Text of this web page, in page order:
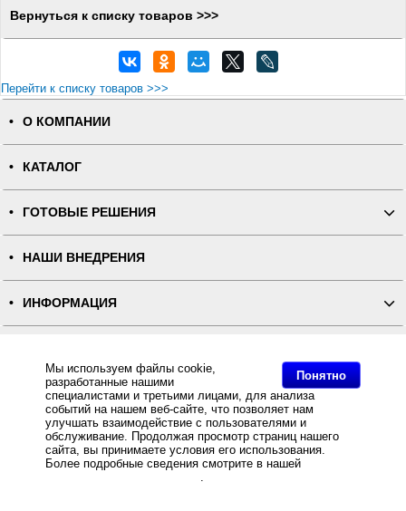
Понятно
Мы используем файлы cookie,
разработанные нашими
специалистами и третьими лицами, для анализа
событий на нашем веб-сайте, что позволяет нам
улучшать взаимодействие с пользователями и
обслуживание. Продолжая просмотр страниц нашего
сайта, вы принимаете условия его использования.
Более подробные сведения смотрите в нашей
.
Вернуться к списку товаров >>>
Перейти к списку товаров >>>
О КОМПАНИИ
КАТАЛОГ
ГОТОВЫЕ РЕШЕНИЯ
НАШИ ВНЕДРЕНИЯ
ИНФОРМАЦИЯ
ПОЛНАЯ ВЕРСИЯ
Интернет-магазин "ПОСЛЭНД" - торгового оборудования, оборудования для автоматизации общепита и
торговли, расходных материалов
Все права защищены, ООО "ПОСЛЭНД" © 2008-2026.
Политика конфиденциальности
Основное: Нейлоновая лента премиум двусторонняя NT620B для ТТ-печати белая 100мм/400м,
Нейлоновая лента премиум двусторонняя NT620B для ТТ-печати белая 100мм/400м (плотность 57) -